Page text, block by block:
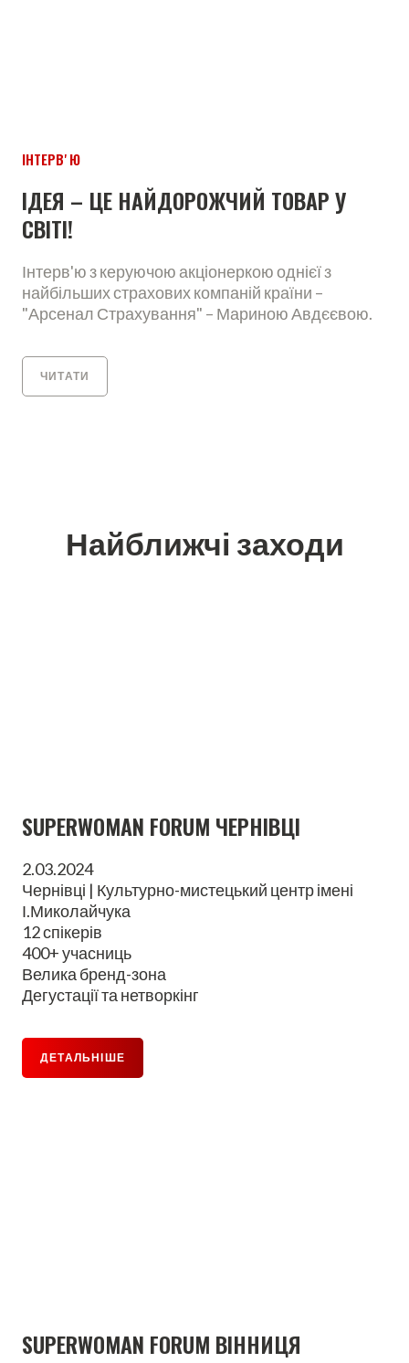
ІНТЕРВʼЮ
ІДЕЯ – ЦЕ НАЙДОРОЖЧИЙ ТОВАР У
СВІТІ!
Інтерв'ю з керуючою акціонеркою однієї з
найбільших страхових компаній країни –
"Арсенал Страхування" – Мариною Авдєєвою.
ЧИТАТИ
Найближчі заходи
SUPERWOMAN FORUM ЧЕРНІВЦІ
2.03.2024
Чернівці | Культурно-мистецький центр імені
І.Миколайчука
12 спікерів
400+ учасниць
Велика бренд-зона
Дегустації та нетворкінг
ДЕТАЛЬНІШЕ
SUPERWOMAN FORUM ВІННИЦЯ